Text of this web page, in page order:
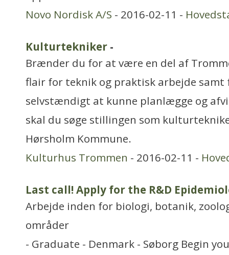
Novo Nordisk A/S - 2016-02-11 -
Kulturtekniker -
Brænder du for at være en del af
flair for teknik og praktisk arbejde
selvstændigt at kunne planlægge og
skal du søge stillingen som
Hørsholm Kommune.
Kulturhus Trommen - 2016-02-11 -
Last call! Apply for the R&D
Arbejde inden for biologi, botanik,
områder
- Graduate - Denmark - Søborg Begin